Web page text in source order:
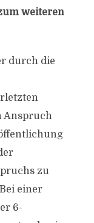
weiteren
durch die
Anspruch
zu
einer
6-